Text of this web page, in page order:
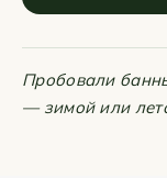
Пробовали
— зимой или